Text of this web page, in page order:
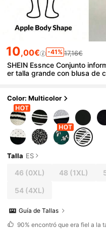
10,00€ -41% 17,16€
SHEIN Essnce Conjunto
er talla grande con blusa de
Color: Multicolor
Talla ES
46 (0XL) 48 (1XL)
54(4XL)
Guía de Tallas
90% encontró que era fiel a la